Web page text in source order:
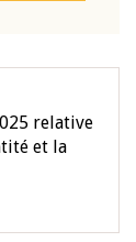
relative
et la